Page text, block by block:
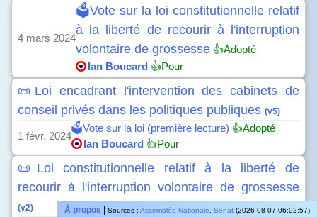
4 mars 2024
🗳️Vote sur la loi constitutionnelle relatif
à la liberté de recourir à l'interruption
volontaire de grossesse 👍Adopté
Ian Boucard 👍Pour
📜Loi encadrant l'intervention des cabinets de
conseil privés dans les politiques publiques (v5)
1 févr. 2024
🗳️Vote sur la loi (première lecture) 👍Adopté
Ian Boucard 👍Pour
📜Loi constitutionnelle relatif à la liberté de
recourir à l'interruption volontaire de grossesse
(v2) À propos Sources : Assemblée Nationale Sénat (2026-08-07 06:02:57)